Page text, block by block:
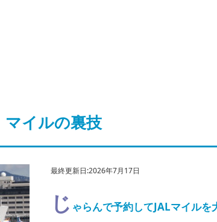
マイルの裏技
最終更新日:2026年7月17日
じ ゃらんで予約してJALマイルを